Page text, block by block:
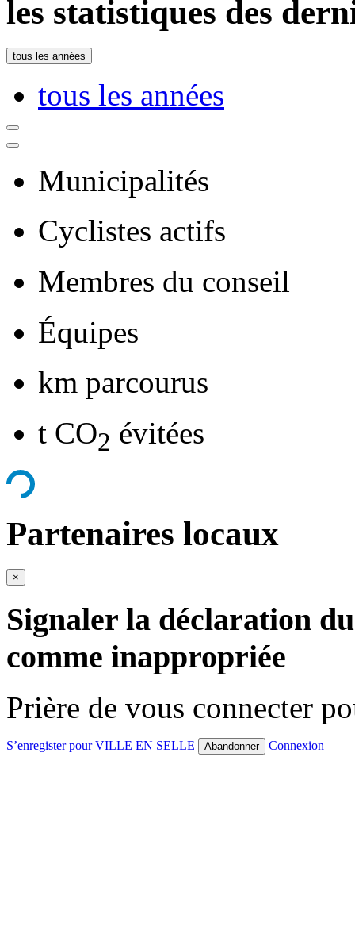
les statistiques des
tous les années
tous les années
Municipalités
Cyclistes actifs
Membres du conseil
Équipes
km parcourus
t CO2 évitées
Partenaires locaux
×
Signaler la déclaration
comme inappropriée
Prière de vous connecter
S’enregister pour VILLE EN SELLE Abandonner Connexion